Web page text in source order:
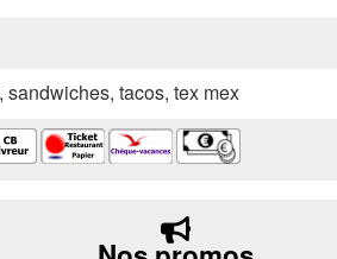
tacos, tex mex